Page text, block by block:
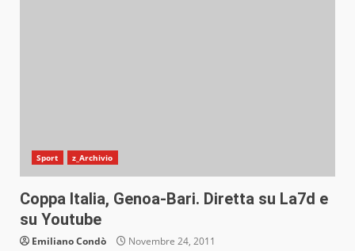
Sport z_Archivio
Coppa Italia, Genoa-Bari. Diretta su La7d e
su Youtube
Emiliano Condò Novembre 24, 2011